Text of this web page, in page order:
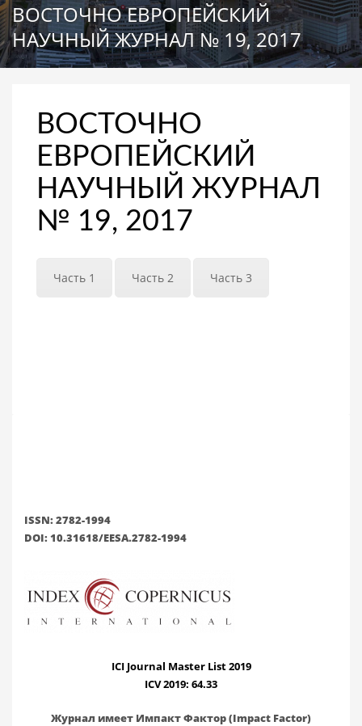
ВОСТОЧНО ЕВРОПЕЙСКИЙ
НАУЧНЫЙ ЖУРНАЛ № 19, 2017
ВОСТОЧНО
ЕВРОПЕЙСКИЙ
НАУЧНЫЙ ЖУРНАЛ
№ 19, 2017
Часть 1 Часть 2 Часть 3
ISSN: 2782-1994
DOI: 10.31618/EESA.2782-1994
ICI Journal Master List 2019
ICV 2019: 64.33
Журнал имеет Импакт Фактор (Impact Factor)